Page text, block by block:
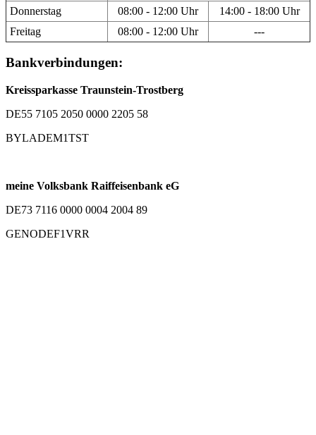
Donnerstag 08:00 - 12:00 Uhr
14:00 - 18:00 Uhr
Freitag
08:00 - 12:00 Uhr ---
Bankverbindungen:
Kreissparkasse Traunstein-Trostberg
DE55 7105 2050 0000 2205 58
BYLADEM1TST
meine Volksbank Raiffeisenbank eG
DE73 7116 0000 0004 2004 89
GENODEF1VRR